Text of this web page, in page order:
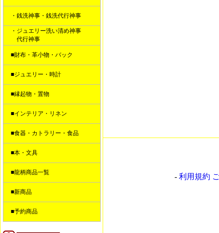
・銭洗神事・銭洗代行神事
・ジュエリー洗い清め神事
代行神事
■財布・革小物・バック
■ジュエリー・時計
■縁起物・置物
■インテリア・リネン
■食器・カトラリー・食品
■本・文具
■龍柄商品一覧
■新商品
■予約商品
- 利用規約